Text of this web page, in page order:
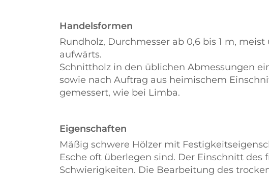
Handelsformen
Rundholz, Durchmesser ab 0,6 bis 1 m,
aufwärts.
Schnittholz in den üblichen Abmessungen
sowie nach Auftrag aus heimischem
gemessert, wie bei Limba.
Eigenschaften
Mäßig schwere Hölzer mit
Esche oft überlegen sind. Der Einschnitt des
Schwierigkeiten. Die Bearbeitung des